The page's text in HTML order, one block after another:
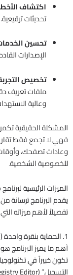
اكتشاف
تحديثات ترقيعية.
تحسين
الإصدارات
تخصيص
ملفات تعريف
وعالية
المشكلة الحقيقية
فهي لا تجمع فقط
وعادات تصفحك،
للخصوصية الشخصية.
الميزات الرئيسية لبرنامج Ashampoo AntiSpy Pro
يقدم البرنامج ترسانة
تفصيلاً لأهم ميزاته
1. الحماية بنقرة واحدة (1-Click Immunization)
أهم ما يميز البرنامج
تكون خبيراً في